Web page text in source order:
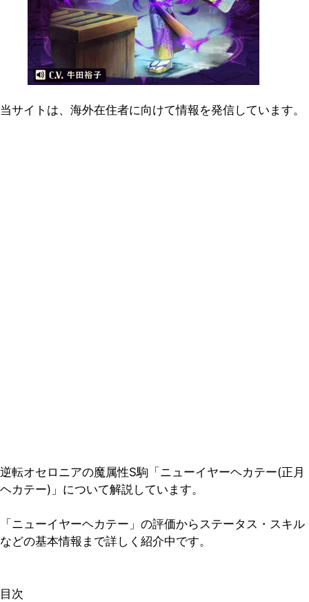
当サイトは、海外在住者に向けて情報を発信しています。
逆転オセロニアの魔属性S駒「ニューイヤーヘカテー(正月
ヘカテー)」について解説しています。
「ニューイヤーヘカテー」の評価からステータス・スキル
などの基本情報まで詳しく紹介中です。
目次